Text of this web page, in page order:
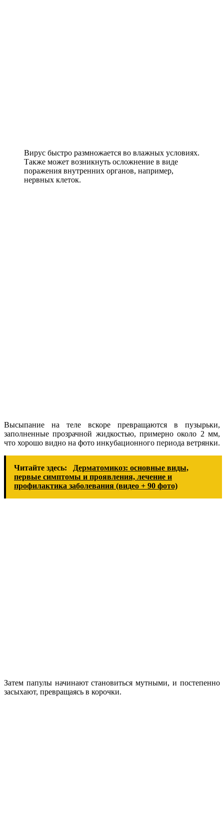
Вирус быстро размножается во влажных условиях.
Также может возникнуть осложнение в виде
поражения внутренних органов, например,
нервных клеток.
Высыпание на теле вскоре превращаются в пузырьки,
заполненные прозрачной жидкостью, примерно около 2 мм,
что хорошо видно на фото инкубационного периода ветрянки.
Читайте здесь:
Дерматомикоз: основные виды,
первые симптомы и проявления, лечение и
профилактика заболевания (видео + 90 фото)
Затем папулы начинают становиться мутными, и постепенно
засыхают, превращаясь в корочки.